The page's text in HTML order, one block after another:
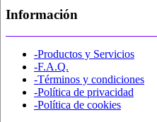
Información
-Productos y Servicios
-F.A.Q.
-Términos y condiciones
-Política de privacidad
-Política de cookies